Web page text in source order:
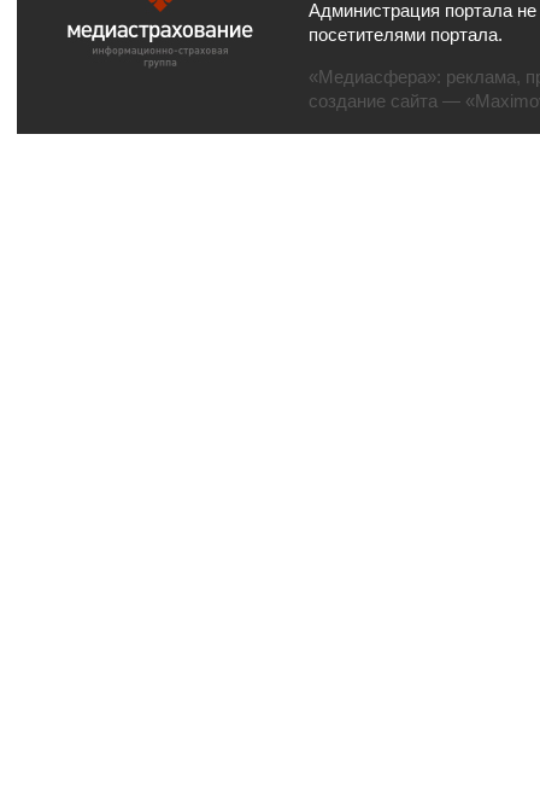
Администрация портала
посетителями портала.
«Медиасфера»: реклама,
создание сайта —